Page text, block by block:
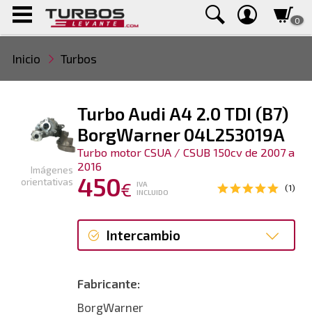
0
Inicio Turbos
Turbo Audi A4 2.0 TDI (B7)
BorgWarner 04L253019A
Turbo motor CSUA / CSUB 150cv de 2007 a
2016
450€
IVA
INCLUIDO
(1)
Intercambio
Reconstrucción
Fabricante:
BorgWarner
Imágenes
orientativas